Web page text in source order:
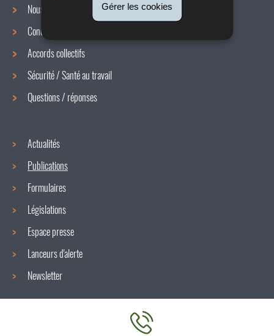
Gérer les cookies
Menu
de
navigation
Nous connaître
Conditions de travail
Accords collectifs
Sécurité / Santé au travail
Questions / réponses
Actualités
Publications
Formulaires
Législations
Espace presse
Lanceurs d'alerte
Newsletter